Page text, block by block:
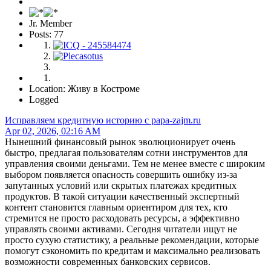
Jr. Member
Posts: 77
Location: Живу в Костроме
Logged
Исправляем кредитную историю с papa-zajm.ru
Apr 02, 2026, 02:16 AM
Нынешний финансовый рынок эволюционирует очень
быстро, предлагая пользователям сотни инструментов для
управления своими деньгами. Тем не менее вместе с широким
выбором появляется опасность совершить ошибку из-за
запутанных условий или скрытых платежах кредитных
продуктов. В такой ситуации качественный экспертный
контент становится главным ориентиром для тех, кто
стремится не просто расходовать ресурсы, а эффективно
управлять своими активами. Сегодня читатели ищут не
просто сухую статистику, а реальные рекомендации, которые
помогут сэкономить по кредитам и максимально реализовать
возможности современных банковских сервисов.